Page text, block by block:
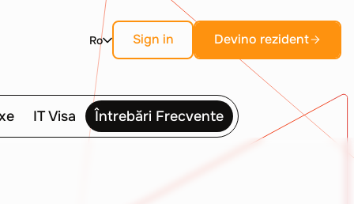
Taxare unică
care oferă
Faci parte din
ecosistem?
Completați formularul, iar un
administrator al comunității vă va
Ro Sign in Devino rezident
IT Visa Întrebări Frecvente